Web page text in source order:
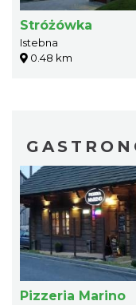
Stróżówka
Istebna
0.48 km
Pizzeria Marino